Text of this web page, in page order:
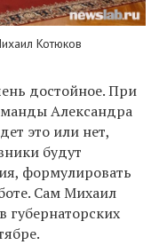
Котюков
достойное. При
Александра
это или нет,
будут
формулировать
Сам Михаил
губернаторских